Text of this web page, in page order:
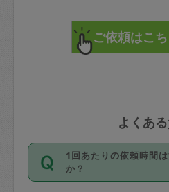
よくあ
1回あたりの依頼時間
か？